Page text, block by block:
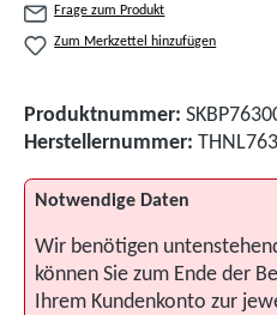
Frage zum Produkt
Zum Merkzettel hinzufügen
Produktnummer:
Herstellernummer:
Notwendige Daten
Wir benötigen
können Sie zum Ende der
Ihrem Kundenkonto zur